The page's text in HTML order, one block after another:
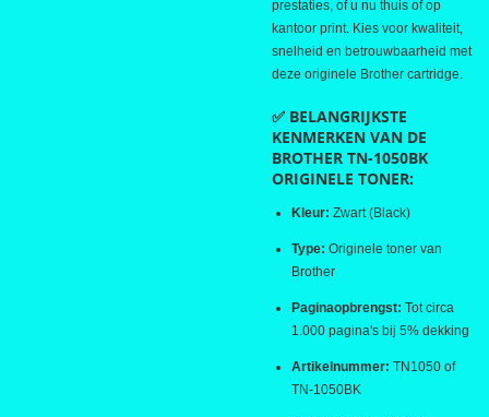
prestaties, of u nu thuis of op
kantoor print. Kies voor kwaliteit,
snelheid en betrouwbaarheid met
deze originele Brother cartridge.
✅ BELANGRIJKSTE
KENMERKEN VAN DE
BROTHER TN-1050BK
ORIGINELE TONER:
Kleur: Zwart (Black)
Type: Originele toner van
Brother
Paginaopbrengst: Tot circa
1.000 pagina's bij 5% dekking
Artikelnummer: TN1050 of
TN-1050BK